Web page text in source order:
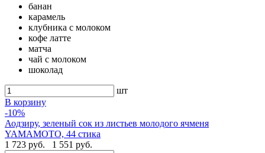
банан
карамель
клубника с молоком
кофе латте
матча
чай с молоком
шоколад
шт
В корзину
-10%
Аодзиру, зеленый сок из листьев молодого ячменя
YAMAMOTO, 44 стика
1 723 руб.
1 551 руб.